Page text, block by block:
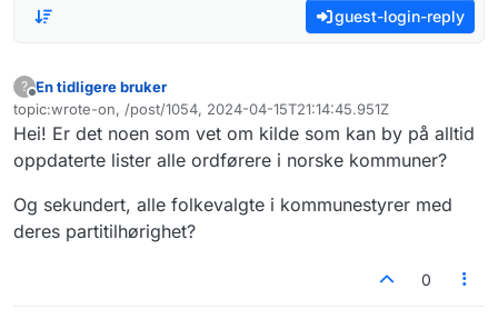
guest-login-reply
?
Frakoblet
En tidligere bruker
topic:wrote-on, /post/1054, 2024-04-15T21:14:45.951Z
Sist endret av
Hei! Er det noen som vet om kilde som kan by på alltid
oppdaterte lister alle ordførere i norske kommuner?
Og sekundert, alle folkevalgte i kommunestyrer med
deres partitilhørighet?
0